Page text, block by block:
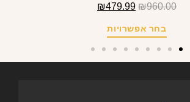
₪960.00
₪479.99
בחר אפשרויות